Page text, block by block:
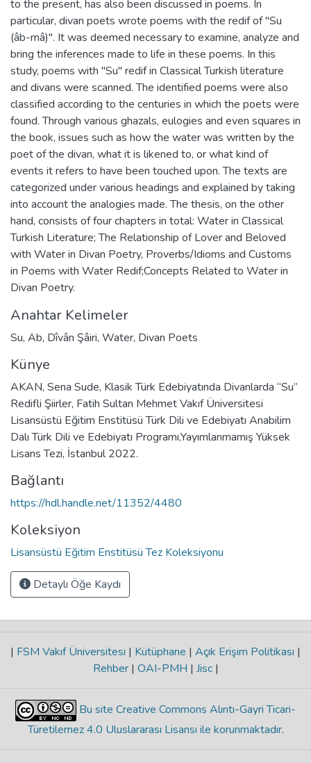
to the present, has also been discussed in poems. In
particular, divan poets wrote poems with the redif of "Su
(âb-mâ)". It was deemed necessary to examine, analyze and
bring the inferences made to life in these poems. In this
study, poems with "Su" redif in Classical Turkish literature
and divans were scanned. The identified poems were also
classified according to the centuries in which the poets were
found. Through various ghazals, eulogies and even squares in
the book, issues such as how the water was written by the
poet of the divan, what it is likened to, or what kind of
events it refers to have been touched upon. The texts are
categorized under various headings and explained by taking
into account the analogies made. The thesis, on the other
hand, consists of four chapters in total: Water in Classical
Turkish Literature; The Relationship of Lover and Beloved
with Water in Divan Poetry, Proverbs/Idioms and Customs
in Poems with Water Redif;Concepts Related to Water in
Divan Poetry.
Anahtar Kelimeler
Su, Ab, Dîvân Şâiri, Water, Divan Poets
Künye
AKAN, Sena Sude, Klasik Türk Edebiyatında Divanlarda ‘‘Su’’
Redifli Şiirler, Fatih Sultan Mehmet Vakıf Üniversitesi
Lisansüstü Eğitim Enstitüsü Türk Dili ve Edebiyatı Anabilim
Dalı Türk Dili ve Edebiyatı Programı,Yayımlanmamış Yüksek
Lisans Tezi, İstanbul 2022.
Bağlantı
https://hdl.handle.net/11352/4480
Koleksiyon
Lisansüstü Eğitim Enstitüsü Tez Koleksiyonu
Detaylı Öğe Kaydı
| FSM Vakıf Üniversitesi | Kütüphane | Açık Erişim Politikası |
Rehber | OAI-PMH | Jisc |
Bu site Creative Commons Alıntı-Gayri Ticari-
Türetilemez 4.0 Uluslararası Lisansı ile korunmaktadır.